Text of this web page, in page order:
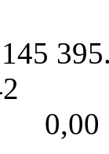
: 0,00